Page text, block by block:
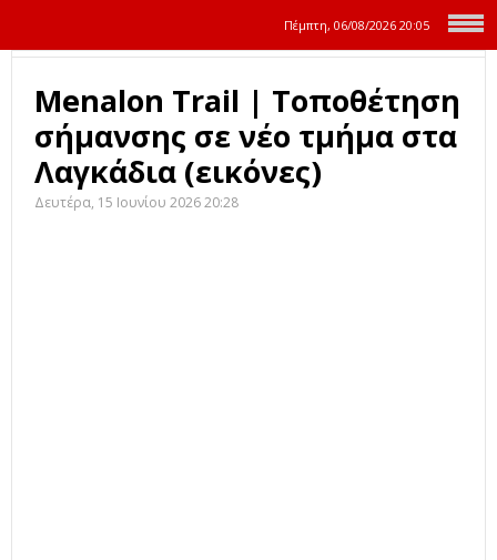
Πέμπτη, 06/08/2026 20:05
Menalon Trail | Τοποθέτηση
σήμανσης σε νέο τμήμα στα
Λαγκάδια (εικόνες)
Δευτέρα, 15 Ιουνίου 2026 20:28